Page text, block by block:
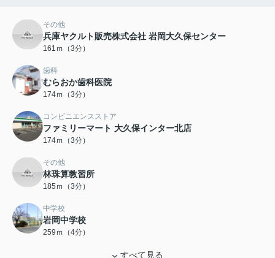
その他
兵庫ヤクルト販売株式会社 岩岡大久保センター
161ｍ（3分）
歯科
むらおか歯科医院
174ｍ（3分）
コンビニエンスストア
ファミリーマート 大久保インター北店
174ｍ（3分）
その他
林珠算教習所
185ｍ（3分）
中学校
岩岡中学校
259ｍ（4分）
すべて見る